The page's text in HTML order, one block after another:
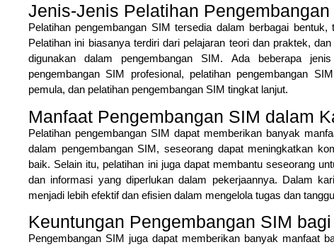
Jenis-Jenis Pelatihan Pengembangan
Pelatihan pengembangan SIM tersedia dalam berbagai
Pelatihan ini biasanya terdiri dari pelajaran teori dan praktek,
digunakan dalam pengembangan SIM. Ada beberapa
pengembangan SIM profesional, pelatihan pengembangan
pemula, dan pelatihan pengembangan SIM tingkat lanjut.
Manfaat Pengembangan SIM dalam
Pelatihan pengembangan SIM dapat memberikan banyak
dalam pengembangan SIM, seseorang dapat meningkatkan
baik. Selain itu, pelatihan ini juga dapat membantu seseorang
dan informasi yang diperlukan dalam pekerjaannya. Dalam
menjadi lebih efektif dan efisien dalam mengelola tugas dan
Keuntungan Pengembangan SIM
Pengembangan SIM juga dapat memberikan banyak manfaat